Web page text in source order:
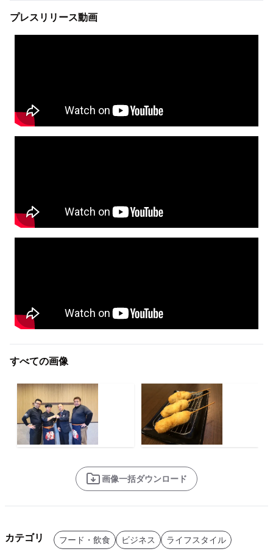
プレスリリース動画
すべての画像
画像一括ダウンロード
カテゴリ フード・飲食 ビジネス ライフスタイル